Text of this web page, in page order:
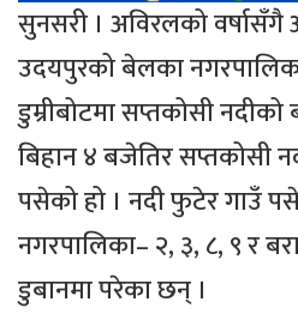
सुनसरी । अविरलको
उदयपुरको बेलका
डुम्रीबोटमा सप्तकोसी
बिहान ४ बजेतिर सप्तकोसी
पसेको हो । नदी फुटेर गाउँ
नगरपालिका– २, ३, ८, ९ र
डुबानमा परेका छन् ।